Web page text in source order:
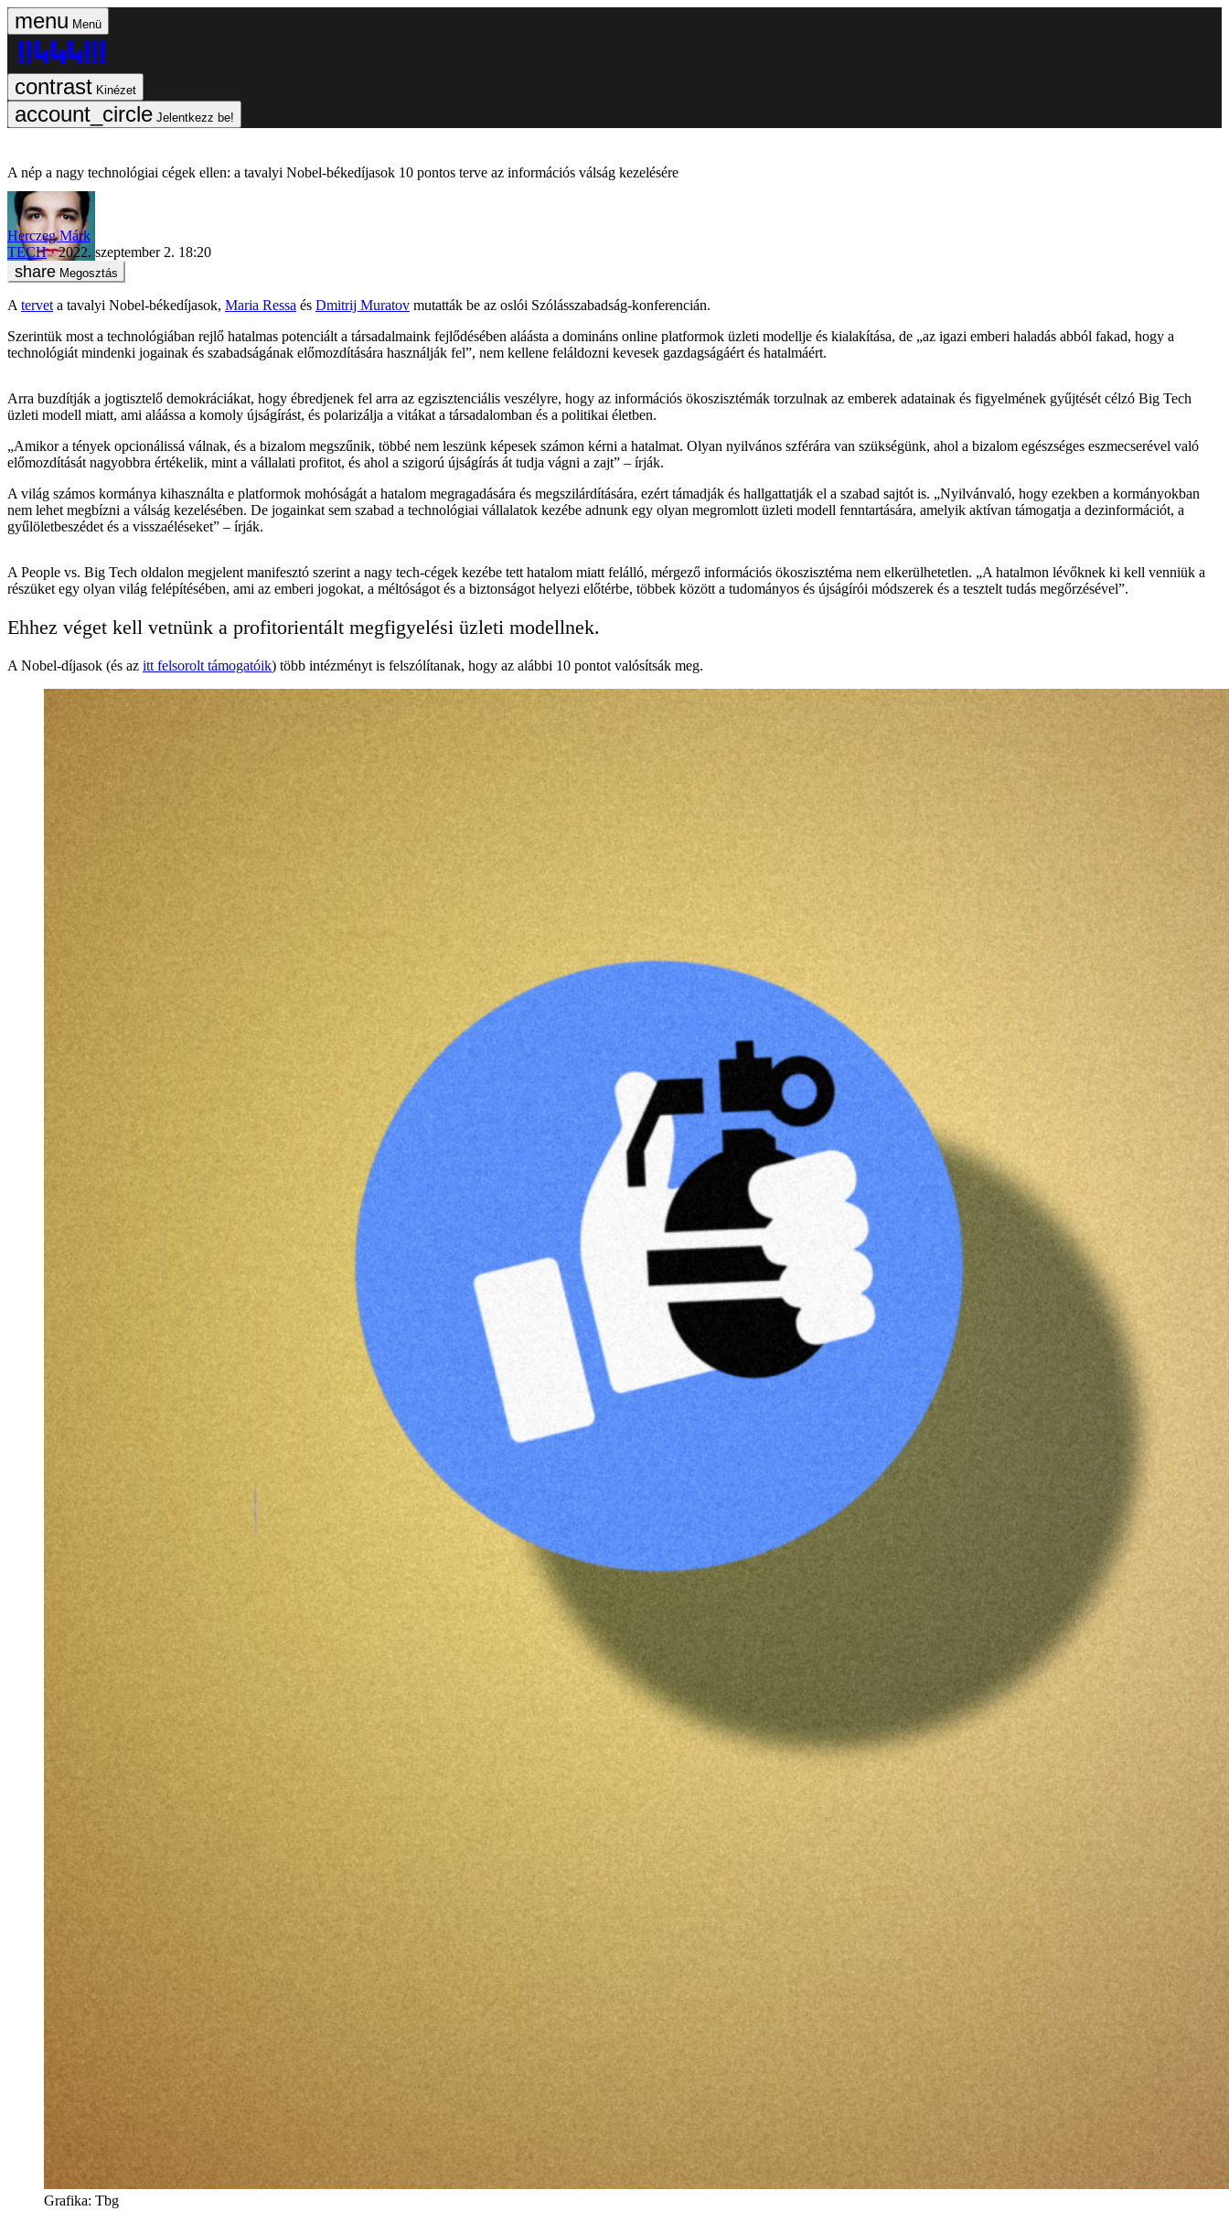
Menü
Kinézet
Jelentkezz be!
A nép a nagy technológiai cégek ellen: a tavalyi Nobel-békedíjasok 10 pontos terve az információs válság kezelésére
Herczeg Márk
TECH
2022. szeptember 2. 18:20
Megosztás
A tervet a tavalyi Nobel-békedíjasok, Maria Ressa és Dmitrij Muratov mutatták be az oslói Szólásszabadság-konferencián.
Szerintük most a technológiában rejlő hatalmas potenciált a társadalmaink fejlődésében aláásta a domináns online platformok üzleti modellje és kialakítása, de „az igazi emberi haladás abból fakad, hogy a
technológiát mindenki jogainak és szabadságának előmozdítására használják fel”, nem kellene feláldozni kevesek gazdagságáért és hatalmáért.
Arra buzdítják a jogtisztelő demokráciákat, hogy ébredjenek fel arra az egzisztenciális veszélyre, hogy az információs ökoszisztémák torzulnak az emberek adatainak és figyelmének gyűjtését célzó Big Tech
üzleti modell miatt, ami aláássa a komoly újságírást, és polarizálja a vitákat a társadalomban és a politikai életben.
„Amikor a tények opcionálissá válnak, és a bizalom megszűnik, többé nem leszünk képesek számon kérni a hatalmat. Olyan nyilvános szférára van szükségünk, ahol a bizalom egészséges eszmecserével való
előmozdítását nagyobbra értékelik, mint a vállalati profitot, és ahol a szigorú újságírás át tudja vágni a zajt” – írják.
A világ számos kormánya kihasználta e platformok mohóságát a hatalom megragadására és megszilárdítására, ezért támadják és hallgattatják el a szabad sajtót is. „Nyilvánvaló, hogy ezekben a kormányokban
nem lehet megbízni a válság kezelésében. De jogainkat sem szabad a technológiai vállalatok kezébe adnunk egy olyan megromlott üzleti modell fenntartására, amelyik aktívan támogatja a dezinformációt, a
gyűlöletbeszédet és a visszaéléseket” – írják.
A People vs. Big Tech oldalon megjelent manifesztó szerint a nagy tech-cégek kezébe tett hatalom miatt felálló, mérgező információs ökoszisztéma nem elkerülhetetlen. „A hatalmon lévőknek ki kell venniük a
részüket egy olyan világ felépítésében, ami az emberi jogokat, a méltóságot és a biztonságot helyezi előtérbe, többek között a tudományos és újságírói módszerek és a tesztelt tudás megőrzésével”.
Ehhez véget kell vetnünk a profitorientált megfigyelési üzleti modellnek.
A Nobel-díjasok (és az itt felsorolt támogatóik) több intézményt is felszólítanak, hogy az alábbi 10 pontot valósítsák meg.
Grafika: Tbg